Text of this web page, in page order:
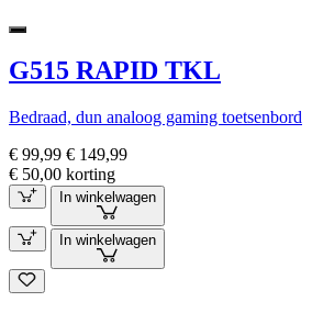
G515 RAPID TKL
Bedraad, dun analoog gaming toetsenbord
€ 99,99 € 149,99
€ 50,00 korting
In winkelwagen
In winkelwagen